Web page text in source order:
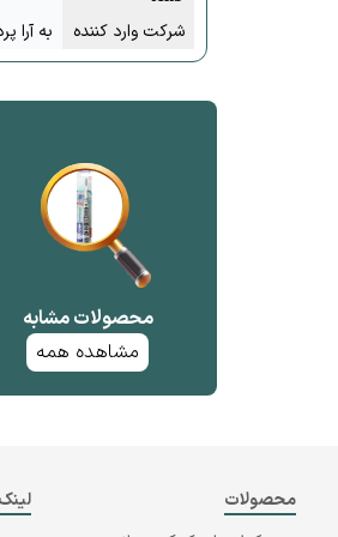
شرکت وارد کننده
به آرا
محصولات مشابه
مشاهده همه
محصولات